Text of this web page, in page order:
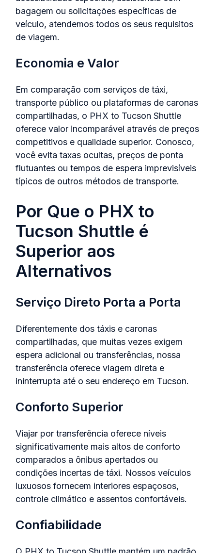
bagagem ou solicitações específicas de
veículo, atendemos todos os seus requisitos
de viagem.
Economia e Valor
Em comparação com serviços de táxi,
transporte público ou plataformas de caronas
compartilhadas, o PHX to Tucson Shuttle
oferece valor incomparável através de preços
competitivos e qualidade superior. Conosco,
você evita taxas ocultas, preços de ponta
flutuantes ou tempos de espera imprevisíveis
típicos de outros métodos de transporte.
Por Que o PHX to
Tucson Shuttle é
Superior aos
Alternativos
Serviço Direto Porta a Porta
Diferentemente dos táxis e caronas
compartilhadas, que muitas vezes exigem
espera adicional ou transferências, nossa
transferência oferece viagem direta e
ininterrupta até o seu endereço em Tucson.
Conforto Superior
Viajar por transferência oferece níveis
significativamente mais altos de conforto
comparados a ônibus apertados ou
condições incertas de táxi. Nossos veículos
luxuosos fornecem interiores espaçosos,
controle climático e assentos confortáveis.
Confiabilidade